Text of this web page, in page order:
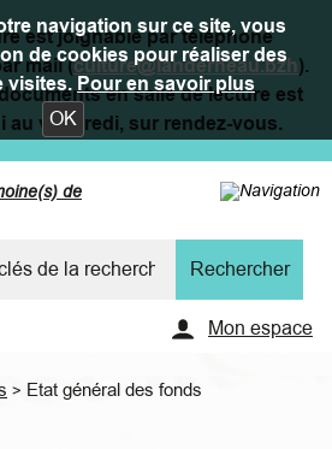
navigation sur ce site, vous
de cookies pour réaliser des
visites.Pour en savoir plus
OK
est joignable par téléphone
mail (culture@landerneau.bzh).
en salle de lecture est
au vendredi, sur rendez-vous.
Mon espace
> Etat général des fonds